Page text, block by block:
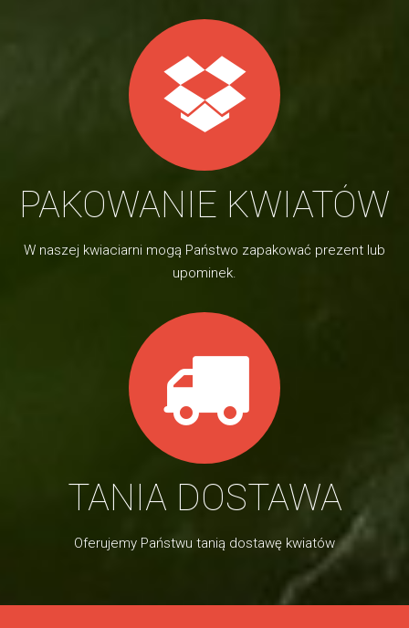
PAKOWANIE KWIATÓW
W naszej kwiaciarni mogą Państwo zapakować prezent lub
upominek.
TANIA DOSTAWA
Oferujemy Państwu tanią dostawę kwiatów